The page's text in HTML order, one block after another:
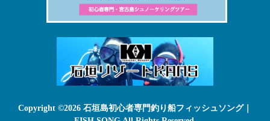
Copyright ©2026 石垣島初心者専門釣り船フィッシュソング｜